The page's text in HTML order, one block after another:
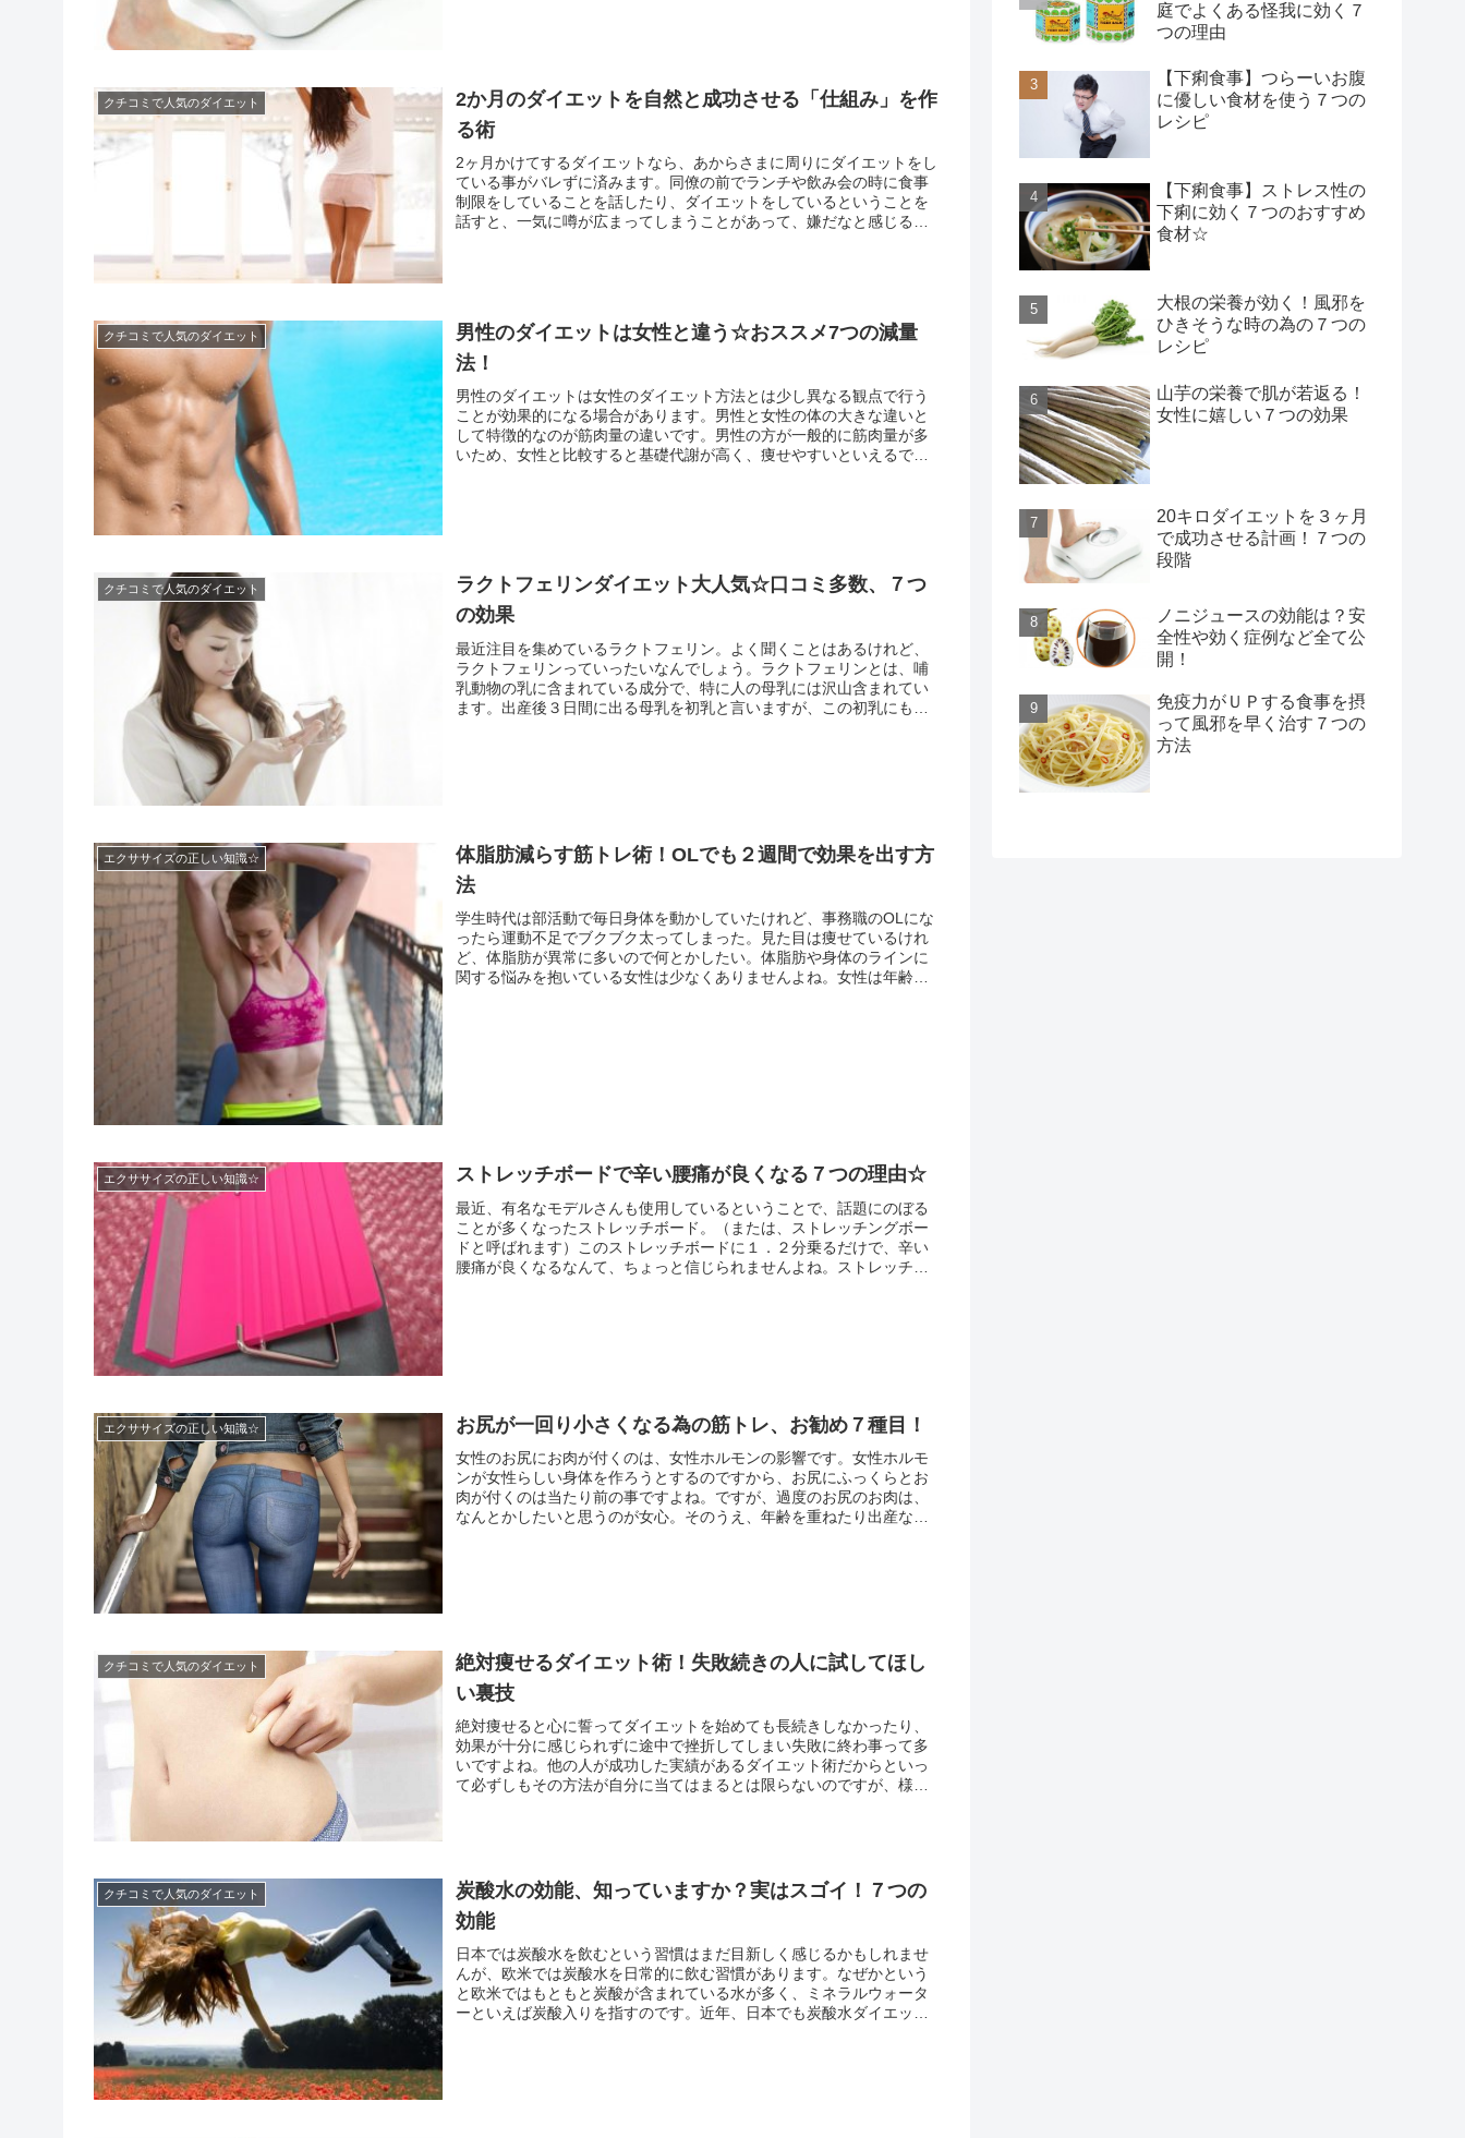
クチコミで人気のダイエット
2か月のダイエットを自然と成功させる「仕組み」を作
る術
2ヶ月かけてするダイエットなら、あからさまに周りにダイエットをし
ている事がバレずに済みます。同僚の前でランチや飲み会の時に食事
制限をしていることを話したり、ダイエットをしているということを
話すと、一気に噂が広まってしまうことがあって、嫌だなと感じる人
クチコミで人気のダイエット
男性のダイエットは女性と違う☆おススメ7つの減量
法！
男性のダイエットは女性のダイエット方法とは少し異なる観点で行う
ことが効果的になる場合があります。男性と女性の体の大きな違いと
して特徴的なのが筋肉量の違いです。男性の方が一般的に筋肉量が多
いため、女性と比較すると基礎代謝が高く、痩せやすいといえるでし
クチコミで人気のダイエット
ラクトフェリンダイエット大人気☆口コミ多数、７つ
の効果
最近注目を集めているラクトフェリン。よく聞くことはあるけれど、
ラクトフェリンっていったいなんでしょう。ラクトフェリンとは、哺
乳動物の乳に含まれている成分で、特に人の母乳には沢山含まれてい
ます。出産後３日間に出る母乳を初乳と言いますが、この初乳にもっ
エクササイズの正しい知識☆
体脂肪減らす筋トレ術！OLでも２週間で効果を出す方
法
学生時代は部活動で毎日身体を動かしていたけれど、事務職のOLにな
ったら運動不足でブクブク太ってしまった。見た目は痩せているけれ
ど、体脂肪が異常に多いので何とかしたい。体脂肪や身体のラインに
関する悩みを抱いている女性は少なくありませんよね。女性は年齢を
エクササイズの正しい知識☆ ストレッチボードで辛い腰痛が良くなる７つの理由☆
最近、有名なモデルさんも使用しているということで、話題にのぼる
ことが多くなったストレッチボード。（または、ストレッチングボー
ドと呼ばれます）このストレッチボードに１．２分乗るだけで、辛い
腰痛が良くなるなんて、ちょっと信じられませんよね。ストレッチボ
エクササイズの正しい知識☆ お尻が一回り小さくなる為の筋トレ、お勧め７種目！
女性のお尻にお肉が付くのは、女性ホルモンの影響です。女性ホルモ
ンが女性らしい身体を作ろうとするのですから、お尻にふっくらとお
肉が付くのは当たり前の事ですよね。ですが、過度のお尻のお肉は、
なんとかしたいと思うのが女心。そのうえ、年齢を重ねたり出産など
クチコミで人気のダイエット
絶対痩せるダイエット術！失敗続きの人に試してほし
い裏技
絶対痩せると心に誓ってダイエットを始めても長続きしなかったり、
効果が十分に感じられずに途中で挫折してしまい失敗に終わ事って多
いですよね。他の人が成功した実績があるダイエット術だからといっ
て必ずしもその方法が自分に当てはまるとは限らないのですが、様々
クチコミで人気のダイエット
炭酸水の効能、知っていますか？実はスゴイ！７つの
効能
日本では炭酸水を飲むという習慣はまだ目新しく感じるかもしれませ
んが、欧米では炭酸水を日常的に飲む習慣があります。なぜかという
と欧米ではもともと炭酸が含まれている水が多く、ミネラルウォータ
ーといえば炭酸入りを指すのです。近年、日本でも炭酸水ダイエット
庭でよくある怪我に効く７
つの理由
【下痢食事】つらーいお腹
に優しい食材を使う７つの
レシピ
【下痢食事】ストレス性の
下痢に効く７つのおすすめ
食材☆
大根の栄養が効く！風邪を
ひきそうな時の為の７つの
レシピ
山芋の栄養で肌が若返る！
女性に嬉しい７つの効果
20キロダイエットを３ヶ月
で成功させる計画！７つの
段階
ノニジュースの効能は？安
全性や効く症例など全て公
開！
免疫力がＵＰする食事を摂
って風邪を早く治す７つの
方法